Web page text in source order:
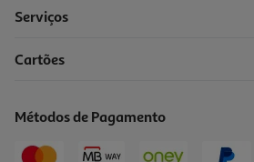
Serviços
Cartões
Métodos de Pagamento